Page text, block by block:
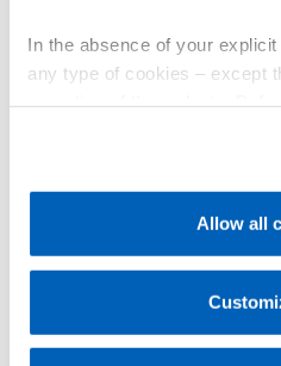
In the absence of your
any type of cookies – except
policy.
regarding processing of
Gefran - Privacy Policy.
Allow all